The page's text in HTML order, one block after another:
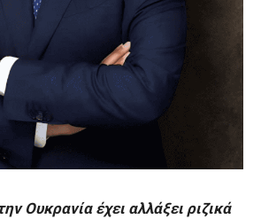
Ουκρανία έχει αλλάξει ριζικά